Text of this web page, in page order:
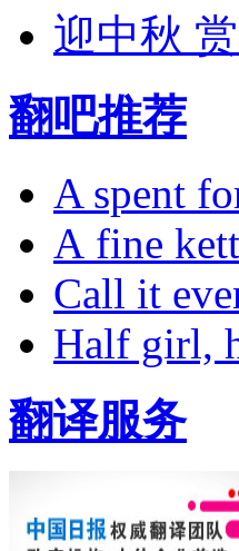
迎中秋
翻吧推荐
A spent
A fine
Call it
Half girl,
翻译服务